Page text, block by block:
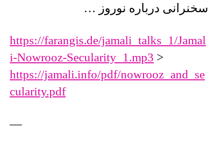
سخنرانی درباره نوروز …
https://farangis.de/jamali_talks_1/Jamal
i-Nowrooz-Secularity_1.mp3 >
https://jamali.info/pdf/nowrooz_and_se
cularity.pdf
—